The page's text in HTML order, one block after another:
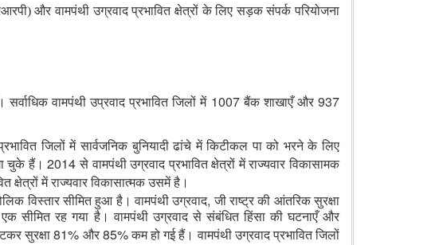
और वामपंथी उग्रवाद प्रभावित क्षेत्रों के लिए सड़क संपर्क परियोजना
वामपंथी उप्रवाद प्रभावित जिलों में 1007बैंक शाखाएँ और937
जिलों में सार्वजनिक बुनियादी ढांचे में किटीकल पा को भरने के लिए
चुके हैं।2014से वामपंथी उग्रवाद प्रभावित क्षेत्रों में राज्यवार विकासामक
क्षेत्रों में राज्यवार विकासात्मक उसमें है।
विस्तार सीमित हुआ है। वामपंथी उग्रवाद,जी राष्ट्र की आंतरिक सुरक्षा
रह गया है। वामपंथी उग्रवाद से संबंधित हिंसा की घटनाएँ और
सुरक्षा81% और 85%कम हो गई हैं। वामपंथी उग्रवाद प्रभावित जिलों